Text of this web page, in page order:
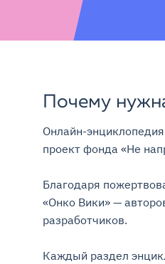
Почему
Онлайн-
проект фонда «Не
Благодаря
«Онко Вики» —
разработчиков.
Каждый раздел